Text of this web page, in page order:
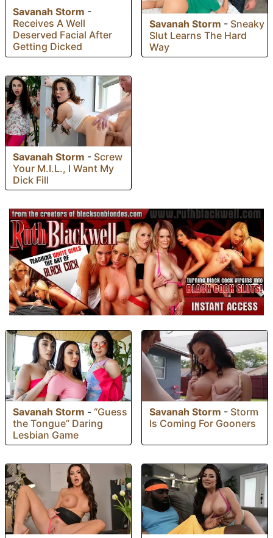
Savanah Storm -
Receives A Well
Deserved Facial After
Getting Dicked
Savanah Storm - Sneaky
Slut Learns The Hard
Way
Savanah Storm - Screw
Your M.I.L., I Want My
Dick Fill
Savanah Storm - “Guess
the Tongue” Daring
Lesbian Game
Savanah Storm - Storm
Is Coming For Gooners